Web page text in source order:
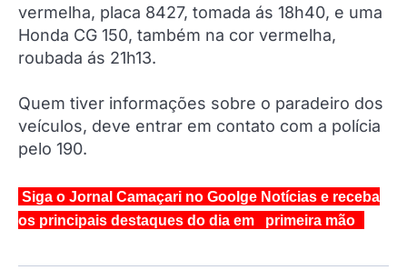
vermelha, placa 8427, tomada ás 18h40, e uma
Honda CG 150, também na cor vermelha,
roubada ás 21h13.
Quem tiver informações sobre o paradeiro dos
veículos, deve entrar em contato com a polícia
pelo 190.
Siga o Jornal Camaçari no Goolge Notícias e receba
os principais destaques do dia em primeira mão